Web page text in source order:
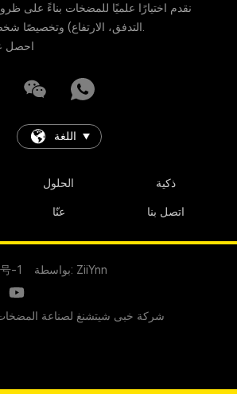
نقدم اختيارًا علميًا للمضخات بناءً على
احصل
اللغة
الحلول ذكية
عنّا اتصل بنا
-1 بواسطة: ZiiYnn